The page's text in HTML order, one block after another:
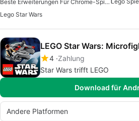
Beste Erweiterungen Für Chrome-Spiele
Lego Star Wars
LEGO Star Wars:
4 Zahlung
Star Wars trifft LEGO
Download für
Andere Platformen